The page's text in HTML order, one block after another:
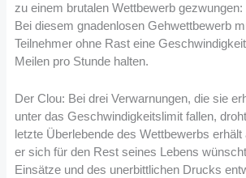
zu einem brutalen Wettbewerb gezwungen:
Bei diesem gnadenlosen Gehwettbewerb
Teilnehmer ohne Rast eine
Meilen pro Stunde halten.
Der Clou: Bei drei Verwarnungen, die sie
unter das Geschwindigkeitslimit fallen,
letzte Überlebende des Wettbewerbs
er sich für den Rest seines Lebens
Einsätze und des unerbittlichen Drucks